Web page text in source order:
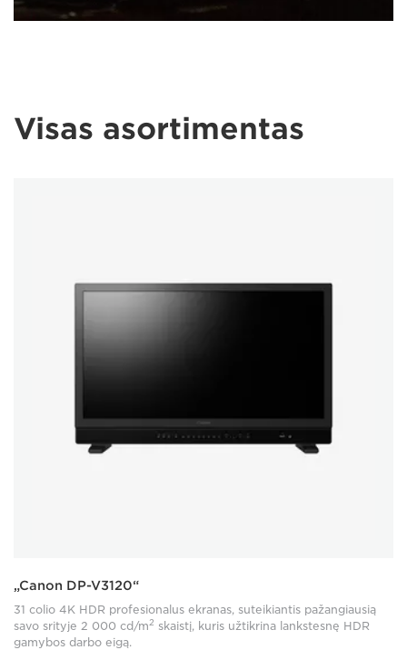
Visas asortimentas
„Canon DP-V3120“
31 colio 4K HDR profesionalus ekranas, suteikiantis pažangiausią
savo srityje 2 000 cd/m2 skaistį, kuris užtikrina lankstesnę HDR
gamybos darbo eigą.